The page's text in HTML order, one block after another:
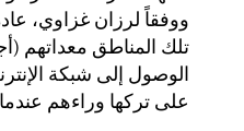
ووفقاً لرزان غزاوي،
تلك المناطق معداتهم
الوصول إلى شبكة
على تركها وراءهم